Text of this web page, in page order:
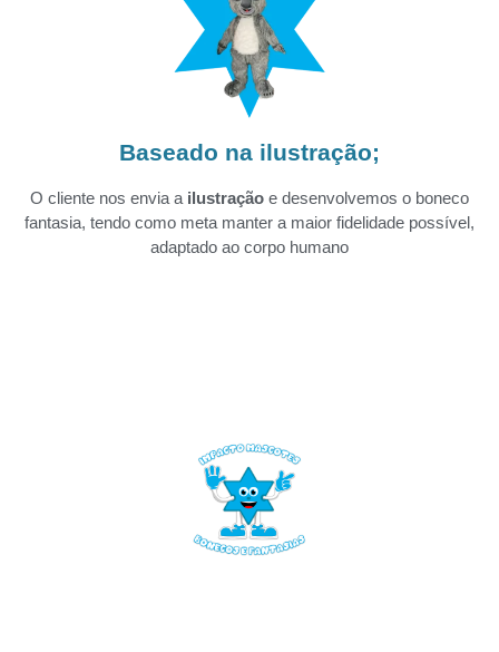
Baseado na ilustração;
O cliente nos envia a ilustração e desenvolvemos o boneco
fantasia, tendo como meta manter a maior fidelidade possível,
adaptado ao corpo humano